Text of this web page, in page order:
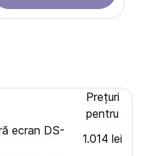
Prețuri
pentru
ecran DS-
1.014 lei